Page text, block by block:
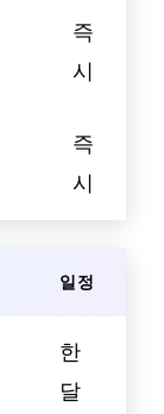
즉
시
즉
시
일정
한
달